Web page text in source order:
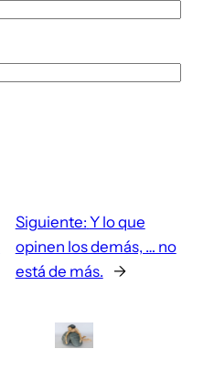
Siguiente: Y lo que
opinen los demás, … no
está de más.
→